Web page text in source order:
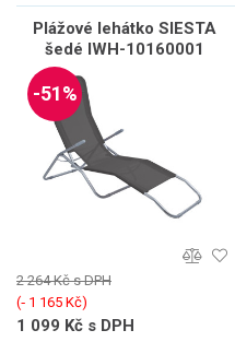
Plážové lehátko SIESTA
šedé IWH-10160001
-51%
2 264 Kč s DPH
(‐ 1 165 Kč)
1 099 Kč s DPH